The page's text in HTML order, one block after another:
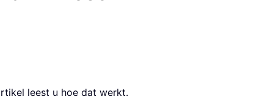
leest u hoe dat werkt.